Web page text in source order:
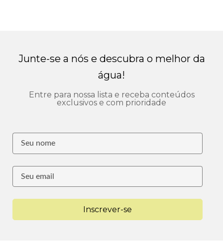
Junte-se a nós e descubra o melhor da
água!
Entre para nossa lista e receba conteúdos
exclusivos e com prioridade
Inscrever-se